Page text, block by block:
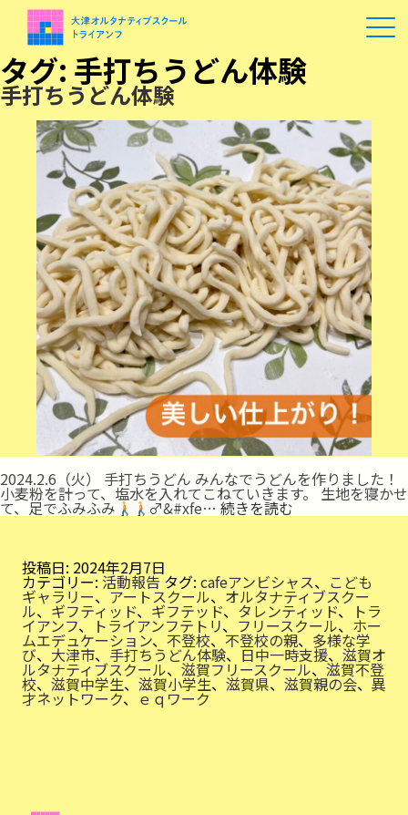
タグ: 手打ちうどん体験
手打ちうどん体験
2024.2.6（火） 手打ちうどん みんなでうどんを作りました！
小麦粉を計って、塩水を入れてこねていきます。 生地を寝かせ
て、足でふみふみ ‍♂&#xfe…続きを読む手
打
ん
体
験
投稿日: 2024年2月7日
カテゴリー: 活動報告 タグ: cafeアンビシャス、 こども
ギャラリー、アートスクール、 オルタナティブスクー
ル、 ギフティッド、 ギフテッド、 タレンティッド、 トラ
イアンフ、 トライアンフテトリ、 フリースクール、 ホー
ムエデュケーション、 不登校、 不登校の親、 多様な学
び、 大津市、 手打ちうどん体験、 日中一時支援、 滋賀オ
ルタナティブスクール、滋賀フリースクール、滋賀不登
校、 滋賀中学生、 滋賀小学生、 滋賀県、 滋賀親の会、異
才ネットワーク、 ｅｑワーク